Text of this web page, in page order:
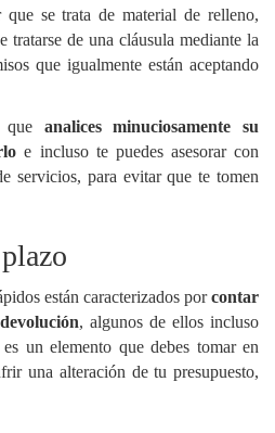
que se trata de material de relleno,
tratarse de una cláusula mediante la
que igualmente están aceptando
que analices minuciosamente su
e incluso te puedes asesorar con
servicios, para evitar que te tomen
están caracterizados porcontar
, algunos de ellos incluso
un elemento que debes tomar en
una alteración de tu presupuesto,